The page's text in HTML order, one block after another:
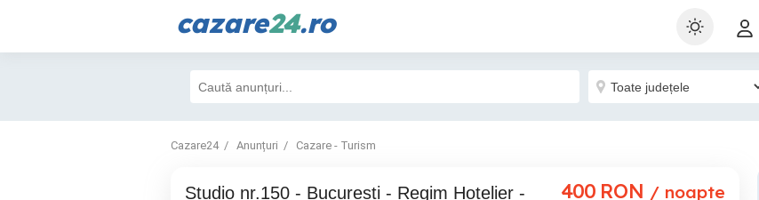
cazare24.ro
Cazare24 Anunțuri Cazare - Turism
Studio nr.150 - Bucuresti - Regim Hotelier -
400 RON / noapte